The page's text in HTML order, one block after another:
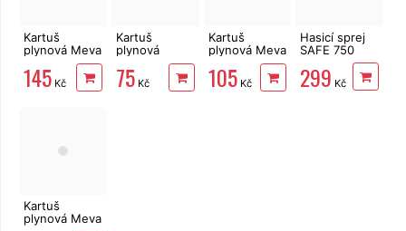
Kartuš
plynová Meva
450g závit
7/16
145 Kč
Kartuš
plynová
338g, závit
7/16 propan-
butan LPG
75Kč
Kartuš
plynová Meva
230g závit
7/16
105Kč
Hasicí sprej
SAFE 750
299 Kč
Kartuš
plynová Meva